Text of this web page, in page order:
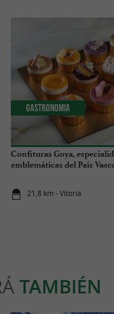
Confituras Goya,
emblemáticas del País
21,8 km - Vitoria
Gastronomia
TAMBIÉN